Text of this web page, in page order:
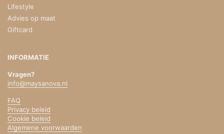
Lifestyle
Advies op maat
Giftcard
INFORMATIE
Vragen?
info@maysanova.nl
FAQ
Privacy beleid
Cookie beleid
Algemene voorwaarden